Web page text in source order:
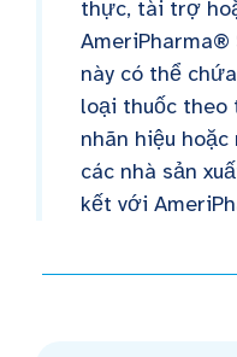
thực, tài trợ
AmeriPharma®
này có thể
loại thuốc theo
nhãn hiệu hoặc
các nhà sản
kết với